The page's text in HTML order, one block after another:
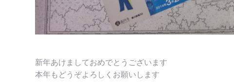
新年あけましておめでとうございます
本年もどうぞよろしくお願いします